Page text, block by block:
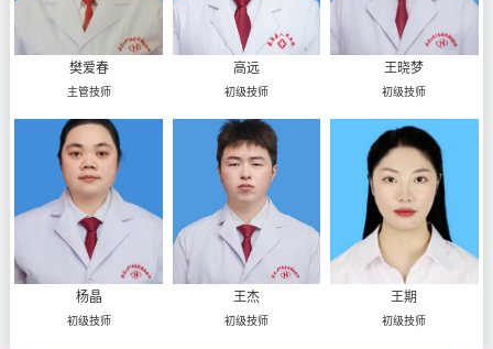
樊爱春
主管技师
高远
初级技师
王晓梦
初级技师
杨晶
初级技师
王杰
初级技师
王期
初级技师